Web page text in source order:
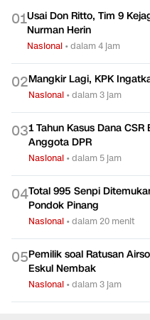
01Usai Don Ritto, Tim 9
Nurman Herin
Nasional •dalam 4 jam
02Mangkir Lagi, KPK
Nasional •dalam 3 jam
031 Tahun Kasus Dana
Anggota DPR
Nasional •dalam 5 jam
04Total 995 Senpi
Pondok Pinang
Nasional •dalam 20 menit
05Pemilik soal Ratusan
Eskul Nembak
Nasional •dalam 3 jam